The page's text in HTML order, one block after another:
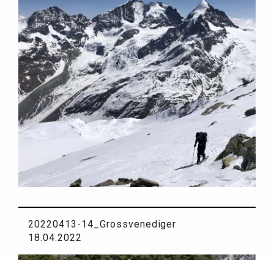
20220413-14_Grossvenediger
18.04.2022